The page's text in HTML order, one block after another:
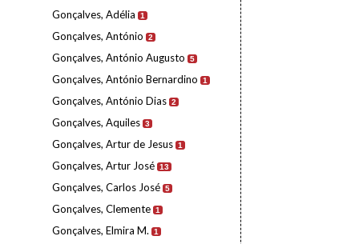
Gonçalves, Adélia 1
Gonçalves, António 2
Gonçalves, António Augusto 5
Gonçalves, António Bernardino 1
Gonçalves, António Dias 2
Gonçalves, Aquiles 3
Gonçalves, Artur de Jesus 1
Gonçalves, Artur José 13
Gonçalves, Carlos José 5
Gonçalves, Clemente 1
Gonçalves, Elmira M. 1